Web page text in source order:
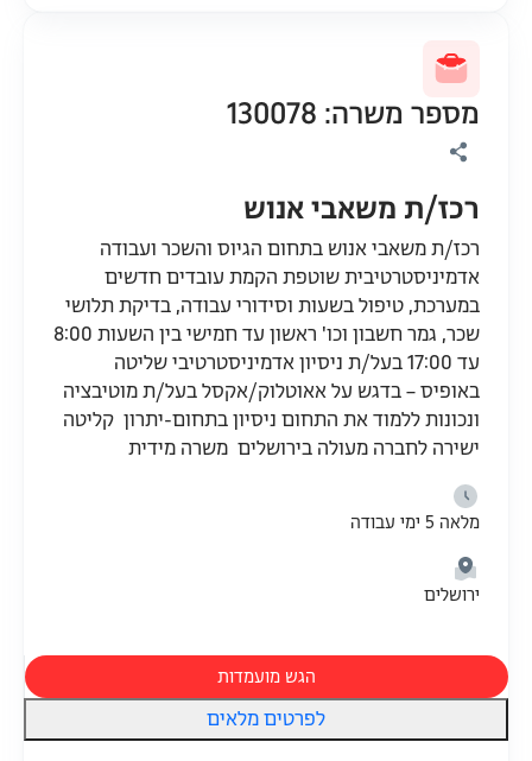
מספר משרה: 130078
רכז/ת משאבי אנוש
רכז/ת משאבי אנוש בתחום הגיוס והשכר ועבודה
אדמיניסטרטיבית שוטפת הקמת עובדים חדשים
במערכת, טיפול בשעות וסידורי עבודה, בדיקת תלושי
שכר, גמר חשבון וכו' ראשון עד חמישי בין השעות 8:00
עד 17:00 בעל/ת ניסיון אדמיניסטרטיבי שליטה
באופיס – בדגש על אאוטלוק/אקסל בעל/ת מוטיבציה
ונכונות ללמוד את התחום ניסיון בתחום-יתרון קליטה
ישירה לחברה מעולה בירושלים משרה מידית
מלאה 5 ימי עבודה
ירושלים
הגש מועמדות
לפרטים מלאים